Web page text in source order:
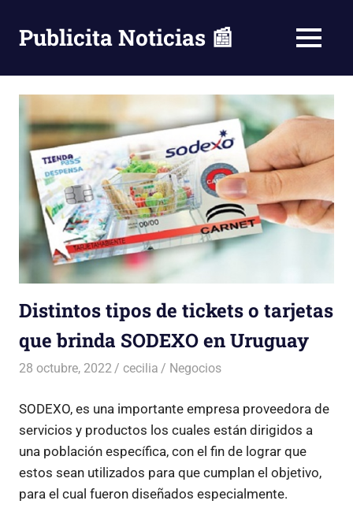
contenido
Publicita Noticias 📰 MENÚ
Distintos tipos de tickets o tarjetas
que brinda SODEXO en Uruguay
28 octubre, 2022 cecilia Negocios
SODEXO, es una importante empresa proveedora de
servicios y productos los cuales están dirigidos a
una población específica, con el fin de lograr que
estos sean utilizados para que cumplan el objetivo,
para el cual fueron diseñados especialmente.